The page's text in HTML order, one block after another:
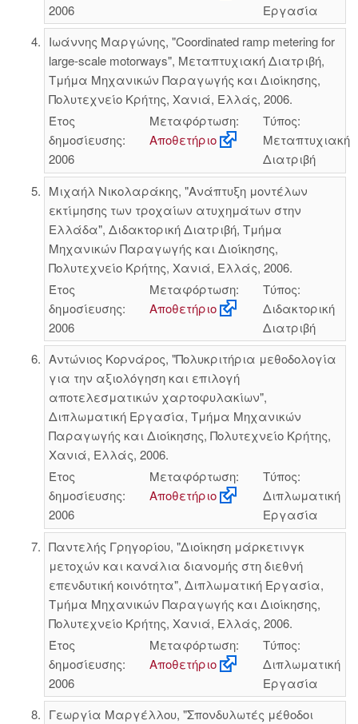
2006
Εργασία
Ιωάννης Μαργώνης, "Coordinated ramp metering for
large-scale motorways", Μεταπτυχιακή Διατριβή,
Τμήμα Μηχανικών Παραγωγής και Διοίκησης,
Πολυτεχνείο Κρήτης, Χανιά, Ελλάς, 2006.
Έτος
δημοσίευσης:
2006
Μεταφόρτωση:
Αποθετήριο
Τύπος:
Μεταπτυχιακή
Διατριβή
Μιχαήλ Νικολαράκης, "Ανάπτυξη μοντέλων
εκτίμησης των τροχαίων ατυχημάτων στην
Ελλάδα", Διδακτορική Διατριβή, Τμήμα
Μηχανικών Παραγωγής και Διοίκησης,
Πολυτεχνείο Κρήτης, Χανιά, Ελλάς, 2006.
Έτος
δημοσίευσης:
2006
Μεταφόρτωση:
Αποθετήριο
Τύπος:
Διδακτορική
Διατριβή
Αντώνιος Κορνάρος, "Πολυκριτήρια μεθοδολογία
για την αξιολόγηση και επιλογή
αποτελεσματικών χαρτοφυλακίων",
Διπλωματική Εργασία, Τμήμα Μηχανικών
Παραγωγής και Διοίκησης, Πολυτεχνείο Κρήτης,
Χανιά, Ελλάς, 2006.
Έτος
δημοσίευσης:
2006
Μεταφόρτωση:
Αποθετήριο
Τύπος:
Διπλωματική
Εργασία
Παντελής Γρηγορίου, "Διοίκηση μάρκετινγκ
μετοχών και κανάλια διανομής στη διεθνή
επενδυτική κοινότητα", Διπλωματική Εργασία,
Τμήμα Μηχανικών Παραγωγής και Διοίκησης,
Πολυτεχνείο Κρήτης, Χανιά, Ελλάς, 2006.
Έτος
δημοσίευσης:
2006
Μεταφόρτωση:
Αποθετήριο
Τύπος:
Διπλωματική
Εργασία
Γεωργία Μαργέλλου, "Σπονδυλωτές μέθοδοι